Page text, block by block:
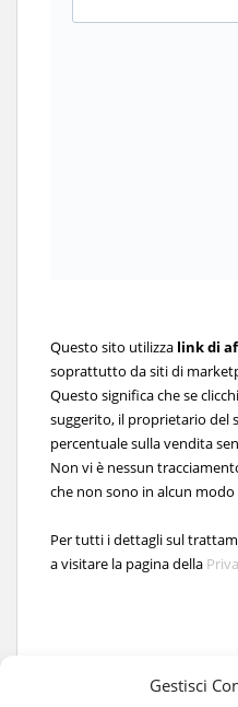
Gestisci
Questo sito utilizza link di
soprattutto da siti di
Questo significa che se
suggerito, il proprietario del
percentuale sulla vendita
Non vi è nessun
che non sono in alcun
Per tutti i dettagli sul
a visitare la pagina della